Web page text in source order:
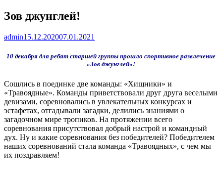
Зов джунглей!
Author
adminPublished
15.12.202007.01.2021
10 декабря для ребят старшей группы прошло спортивное развлечение
«Зов джунглей»!
Сошлись в поединке две команды: «Хищники» и
«Травоядные». Команды приветствовали друг друга веселыми
девизами, соревновались в увлекательных конкурсах и
эстафетах, отгадывали загадки, делились знаниями о
загадочном мире тропиков. На протяжении всего
соревнования присутствовал добрый настрой и командный
дух. Ну и какие соревнования без победителей? Победителем
наших соревнований стала команда «Травоядных», с чем мы
их поздравляем!